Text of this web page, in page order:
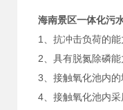
海南景区一体化污
1、抗冲击负荷的
2、具有脱氮除磷
3、接触氧化池内
4、接触氧化池内